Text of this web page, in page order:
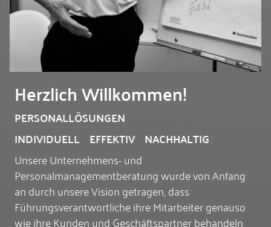
Herzlich Willkommen!
PERSONALLÖSUNGEN
INDIVIDUELL EFFEKTIV NACHHALTIG
Unsere Unternehmens- und
Personalmanagementberatung wurde von Anfang
an durch unsere Vision getragen, dass
Führungsverantwortliche ihre Mitarbeiter genauso
wie ihre Kunden und Geschäftspartner behandeln